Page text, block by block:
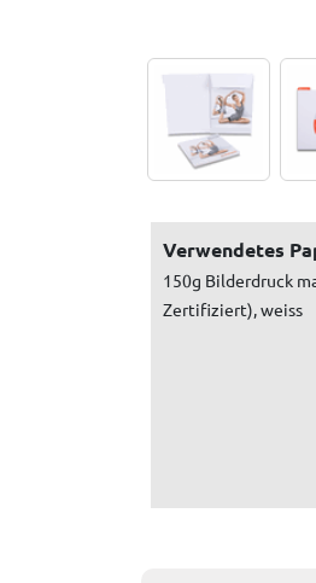
Verwendetes
150g Bilderdruck
Zertifiziert), weiss